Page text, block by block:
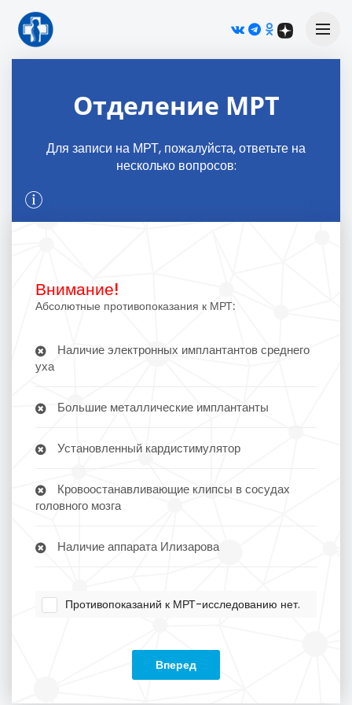
Отделение МРТ
Для записи на МРТ, пожалуйста, ответьте на
несколько вопросов:
Внимание!
Абсолютные противопоказания к МРТ:
Наличие электронных имплантантов среднего
уха
Большие металлические имплантанты
Установленный кардистимулятор
Кровоостанавливающие клипсы в сосудах
головного мозга
Наличие аппарата Илизарова
Противопоказаний к МРТ-исследованию нет.
Вперед